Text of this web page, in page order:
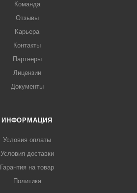
Команда
Отзывы
Карьера
Контакты
Партнеры
Лицензии
Документы
ИНФОРМАЦИЯ
Условия оплаты
Условия доставки
Гарантия на товар
Политика